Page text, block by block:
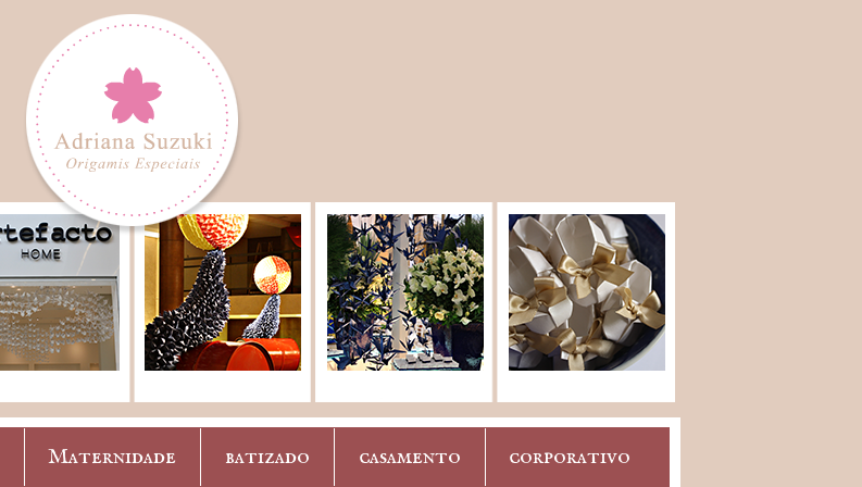
Maternidade batizado casamento corporativo